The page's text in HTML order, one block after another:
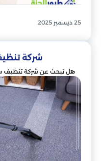
25 ديسمبر 2025
شركة
هل تبحث عن شركة تنظيف